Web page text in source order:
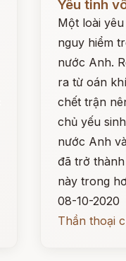
Yêu tinh
Một loài
nguy hiểm
nước Anh.
ra từ oán
chết trận
chủ yếu
nước Anh
đã trở
này trong
08-10-2020
Thần thoại